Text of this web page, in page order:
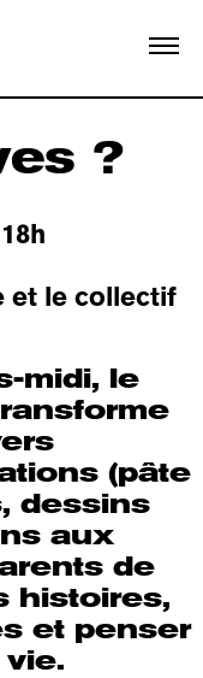
?
et le collectif
midi, le
(pâte
dessins
aux
de
histoires,
et penser